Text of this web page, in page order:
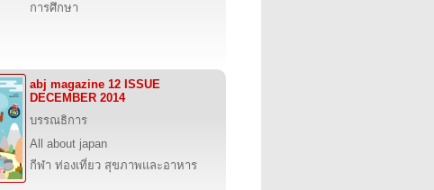
การศึกษา
abj magazine 12 ISSUE
DECEMBER 2014
บรรณธิการ
All about japan
กีฬา ท่องเที่ยว สุขภาพและอาหาร